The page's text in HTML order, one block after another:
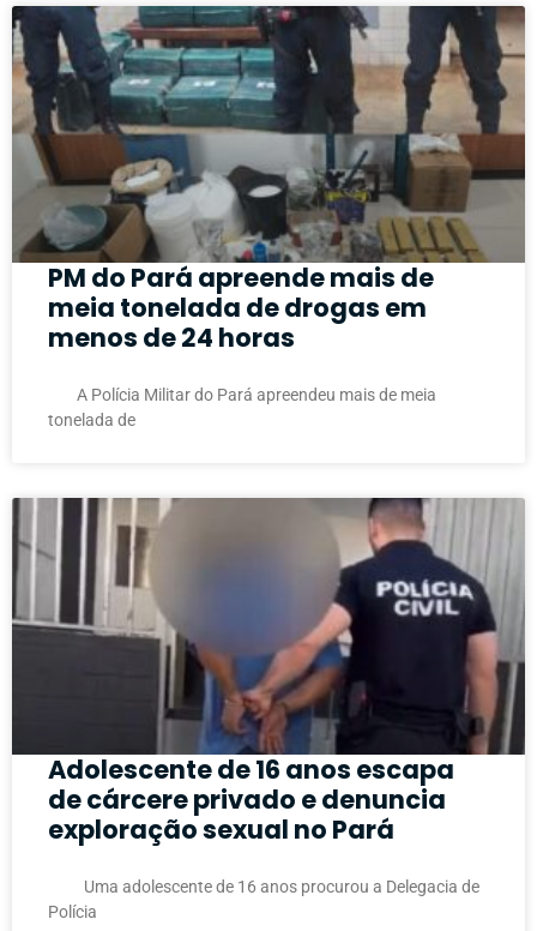
PM do Pará apreende mais de
meia tonelada de drogas em
menos de 24 horas
A Polícia Militar do Pará apreendeu mais de meia
tonelada de
Adolescente de 16 anos escapa
de cárcere privado e denuncia
exploração sexual no Pará
Uma adolescente de 16 anos procurou a Delegacia de
Polícia